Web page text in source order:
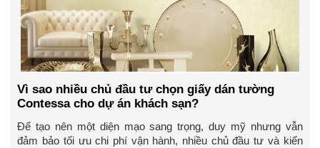
Vì sao nhiều chủ đầu tư chọn giấy dán tường
Contessa cho dự án khách sạn?
Để tạo nên một diện mạo sang trọng, duy mỹ nhưng vẫn
đảm bảo tối ưu chi phí vận hành, nhiều chủ đầu tư và kiến